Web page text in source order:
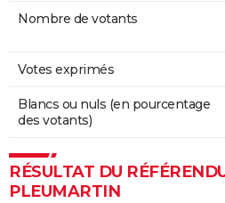
Nombre de votants
Votes exprimés
Blancs ou nuls (en pourcentage
des votants)
RÉSULTAT DU
PLEUMARTIN